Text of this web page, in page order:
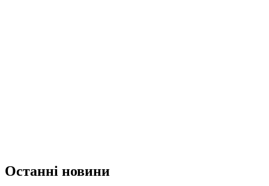
Останні новини